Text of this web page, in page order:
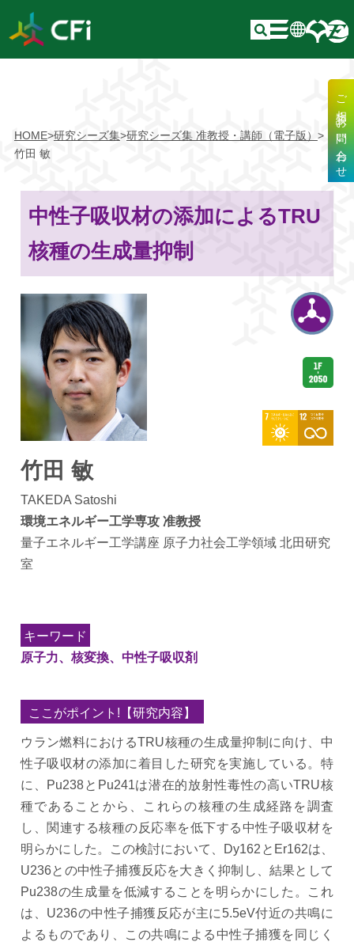
ご相談・お問い合わせ
HOME>研究シーズ集>研究シーズ集 准教授・講師（電子版） >
竹田 敏
中性子吸収材の添加によるTRU
核種の生成量抑制
竹田 敏
TAKEDA Satoshi
環境エネルギー工学専攻 准教授
量子エネルギー工学講座 原子力社会工学領域 北田研究
室
キーワード
原子力、核変換、中性子吸収剤
ここがポイント!【研究内容】
ウラン燃料におけるTRU核種の生成量抑制に向け、中
性子吸収材の添加に着目した研究を実施している。特
に、Pu238とPu241は潜在的放射性毒性の高いTRU核
種であることから、これらの核種の生成経路を調査
し、関連する核種の反応率を低下する中性子吸収材を
明らかにした。この検討において、Dy162とEr162は、
U236との中性子捕獲反応を大きく抑制し、結果として
Pu238の生成量を低減することを明らかにした。これ
は、U236の中性子捕獲反応が主に5.5eV付近の共鳴に
よるものであり、この共鳴による中性子捕獲を同じく